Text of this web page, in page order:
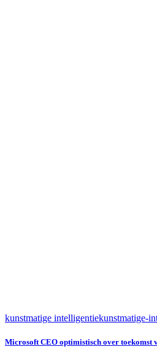
kunstmatige intelligentiekunstmatige-
Microsoft CEO optimistisch over toekomst